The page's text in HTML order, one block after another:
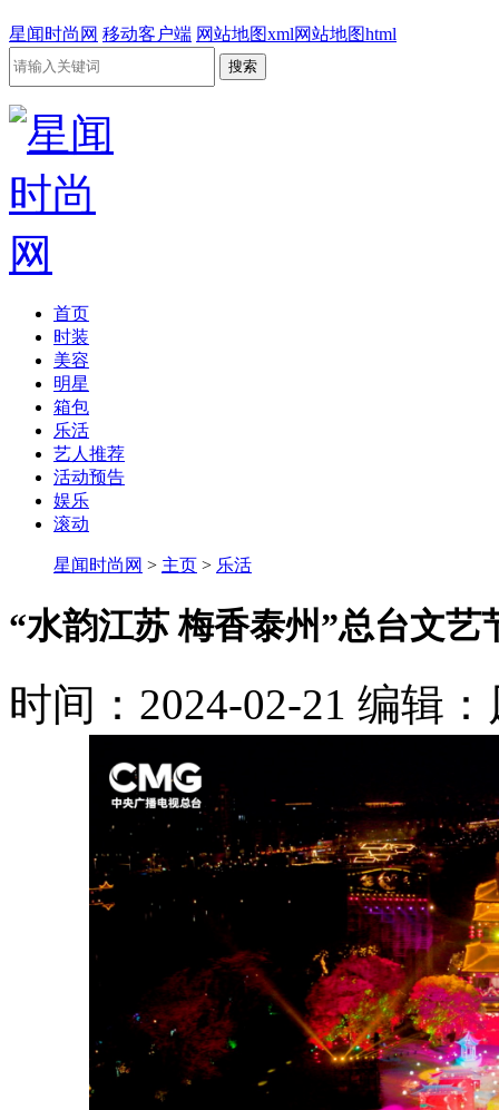
星闻时尚网 移动客户端 网站地图xml网站地图html
首页
时装
美容
明星
箱包
乐活
艺人推荐
活动预告
娱乐
滚动
星闻时尚网 > 主页 > 乐活
“水韵江苏 梅香泰州”总台文
时间：2024-02-21 编辑